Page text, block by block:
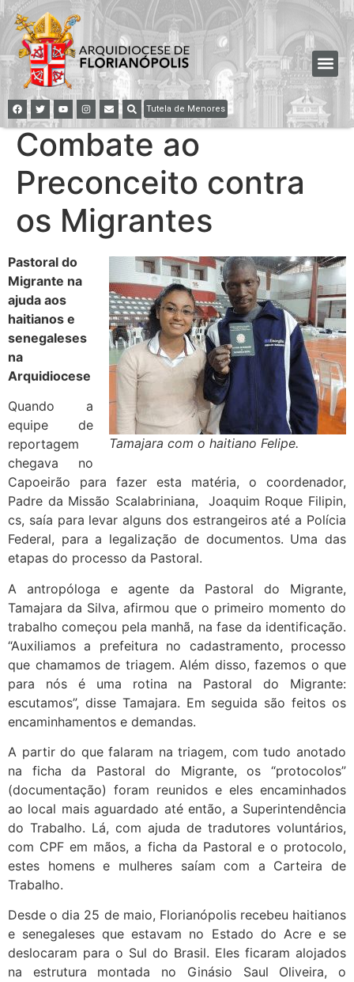
Tutela de Menores
Combate ao
Preconceito contra
os Migrantes
Tamajara com o haitiano Felipe.
Pastoral do
Migrante na
ajuda aos
haitianos e
senegaleses
na
Arquidiocese
Quando a
equipe de
reportagem
chegava no
Capoeirão para fazer esta matéria, o coordenador,
Padre da Missão Scalabriniana, Joaquim Roque Filipin,
cs, saía para levar alguns dos estrangeiros até a Polícia
Federal, para a legalização de documentos. Uma das
etapas do processo da Pastoral.
A antropóloga e agente da Pastoral do Migrante,
Tamajara da Silva, afirmou que o primeiro momento do
trabalho começou pela manhã, na fase da identificação.
“Auxiliamos a prefeitura no cadastramento, processo
que chamamos de triagem. Além disso, fazemos o que
para nós é uma rotina na Pastoral do Migrante:
escutamos”, disse Tamajara. Em seguida são feitos os
encaminhamentos e demandas.
A partir do que falaram na triagem, com tudo anotado
na ficha da Pastoral do Migrante, os “protocolos”
(documentação) foram reunidos e eles encaminhados
ao local mais aguardado até então, a Superintendência
do Trabalho. Lá, com ajuda de tradutores voluntários,
com CPF em mãos, a ficha da Pastoral e o protocolo,
estes homens e mulheres saíam com a Carteira de
Trabalho.
Desde o dia 25 de maio, Florianópolis recebeu haitianos
e senegaleses que estavam no Estado do Acre e se
deslocaram para o Sul do Brasil. Eles ficaram alojados
na estrutura montada no Ginásio Saul Oliveira, o